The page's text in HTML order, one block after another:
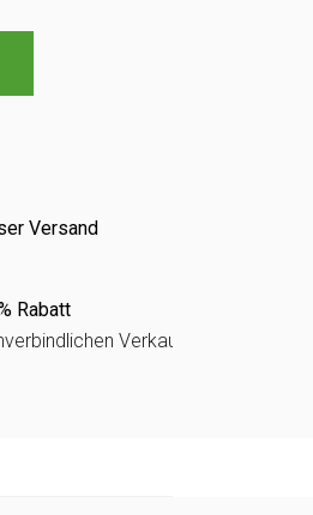
Versand
Rabatt
Verkaufspreis